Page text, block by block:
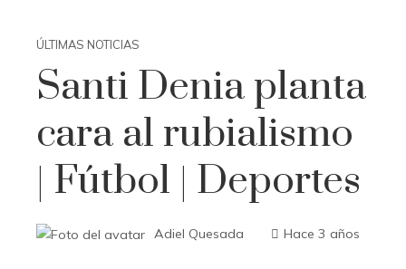
ÚLTIMAS NOTICIAS
Santi Denia planta
cara al rubialismo
| Fútbol | Deportes
Adiel Quesada Hace 3 años